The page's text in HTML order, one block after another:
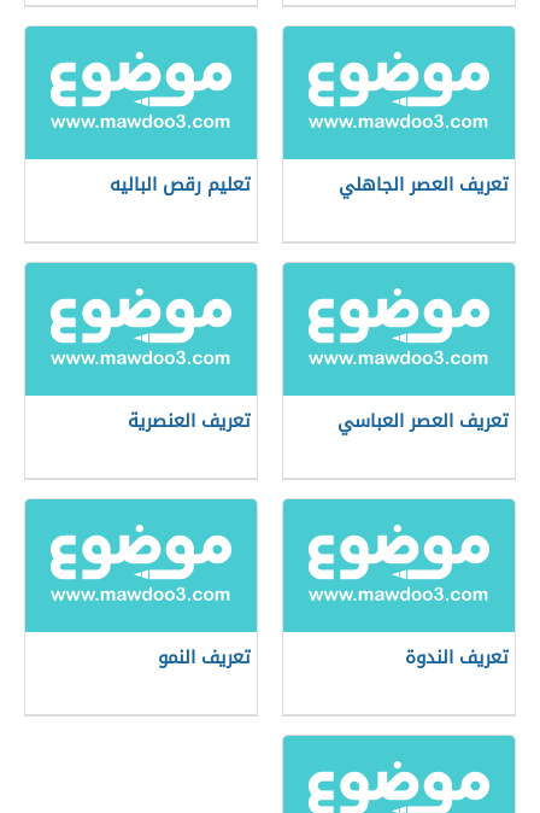
تعريف العصر الجاهلي تعليم رقص الباليه
تعريف العصر العباسي تعريف العنصرية
تعريف الندوة تعريف النمو